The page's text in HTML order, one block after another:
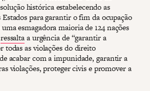
histórica estabelecendo as
Estados para garantir o fim da ocupação
esmagadora maioria de 124 nações
ressaltaa urgência de “garantir a
todas as violações do direito
acabar com a impunidade, garantir a
violações, proteger civis e promover a